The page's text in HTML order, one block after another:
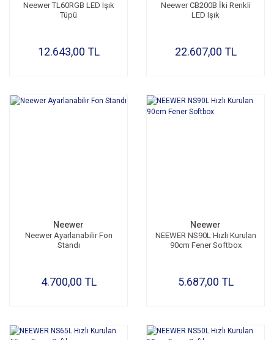
Neewer TL60RGB LED Işık
Tüpü
12.643,00 TL
Neewer CB200B İki Renkli
LED Işık
22.607,00 TL
Neewer
Neewer Ayarlanabilir Fon
Standı
4.700,00 TL
Neewer
NEEWER NS90L Hızlı Kurulan
90cm Fener Softbox
5.687,00 TL